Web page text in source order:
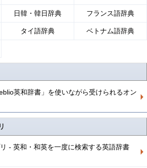
日韓・韓日辞典 フランス語辞典
タイ語辞典 ベトナム語辞典
英和辞書」を使いながら受けられるオン
- 英和・和英を一度に検索する英語辞書